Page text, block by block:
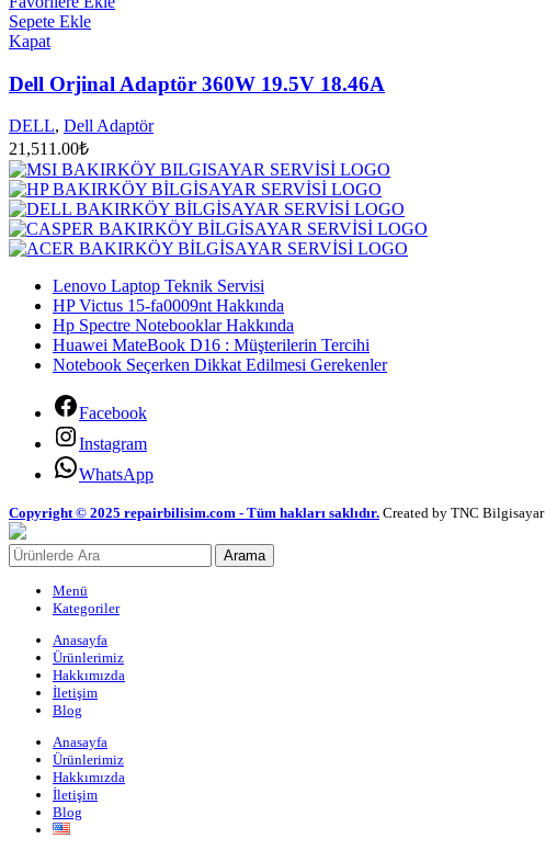
Sepete Ekle
Kapat
Dell Orjinal Adaptör 360W 19.5V 18.46A
DELL, Dell Adaptör
21,511.00₺
Lenovo Laptop Teknik Servisi
HP Victus 15-fa0009nt Hakkında
Hp Spectre Notebooklar Hakkında
Huawei MateBook D16 : Müşterilerin Tercihi
Notebook Seçerken Dikkat Edilmesi Gerekenler
Facebook
Instagram
WhatsApp
Copyright © 2025 repairbilisim.com - Tüm hakları saklıdır. Created by TNC Bilgisayar
Arama
Menü
Kategoriler
Anasayfa
Ürünlerimiz
Hakkımızda
İletişim
Blog
Anasayfa
Ürünlerimiz
Hakkımızda
İletişim
Blog